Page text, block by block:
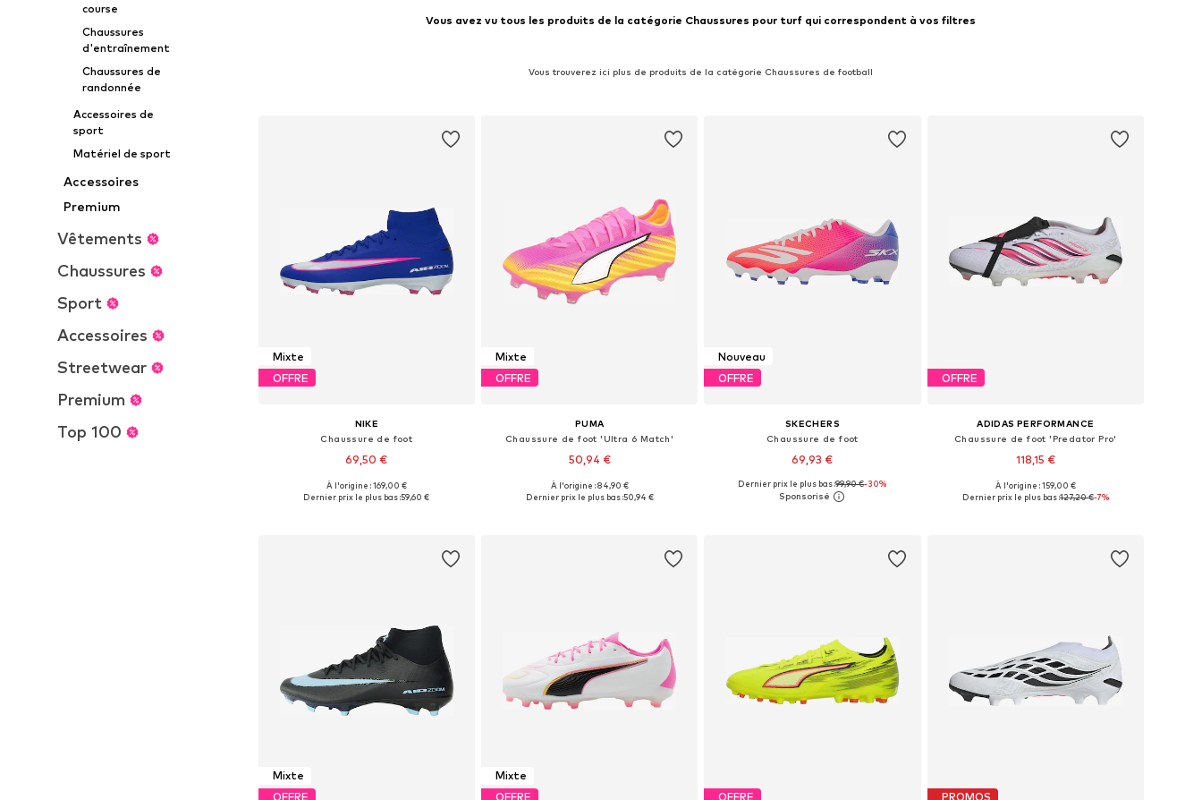
course
Chaussures
d'entraînement
Chaussures de
randonnée
Accessoires de
sport
Matériel de sport
Accessoires
Premium
Vêtements
Chaussures
Sport
Accessoires
Streetwear
Premium
Top 100
Vous avez vu tous les produits de la catégorie Chaussures pour turf qui correspondent à vos filtres
Vous trouverez ici plus de produits de la catégorie Chaussures de football
Mixte
OFFRE
NIKE
Chaussure de foot
69,50 €
Disponible en plusieurs tailles
À l'origine : 169,00 €
Dernier prix le plus bas :59,60 €
Mixte
OFFRE
PUMA
Chaussure de foot 'Ultra 6 Match'
50,94 €
Disponible en plusieurs tailles
À l'origine : 84,90 €
Dernier prix le plus bas :50,94 €
Nouveau
OFFRE
SKECHERS
Chaussure de foot
69,93 €
Disponible en plusieurs tailles
Dernier prix le plus bas :99,90 €-30%
OFFRE
ADIDAS PERFORMANCE
Chaussure de foot 'Predator Pro'
118,15 €
Disponible en plusieurs tailles
À l'origine : 159,00 €
Dernier prix le plus bas :127,20 €-7%
Mixte
OFFRE
Mixte
OFFRE
OFFRE PROMOS